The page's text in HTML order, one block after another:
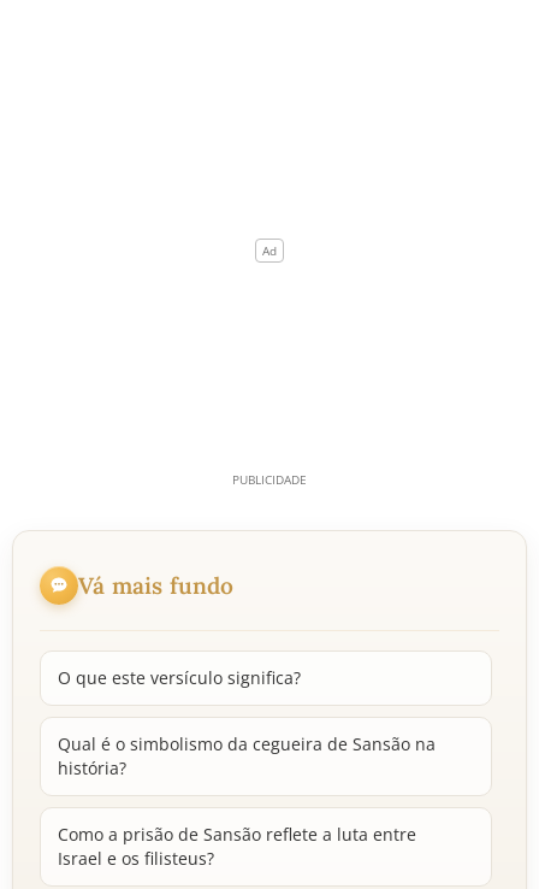
Vá mais fundo
O que este versículo significa?
Qual é o simbolismo da cegueira de Sansão na
história?
Como a prisão de Sansão reflete a luta entre
Israel e os filisteus?